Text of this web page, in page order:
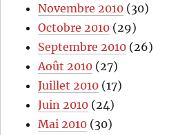
Novembre 2010 (30)
Octobre 2010 (29)
Septembre 2010 (26)
Août 2010 (27)
Juillet 2010 (17)
Juin 2010 (24)
Mai 2010 (30)